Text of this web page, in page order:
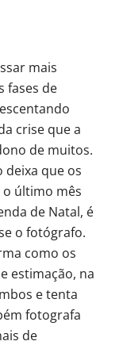
mais
fases de
crise que a
de muitos.
deixa que os
último mês
de Natal, é
o fotógrafo.
como os
estimação, na
e tenta
fotografa
de